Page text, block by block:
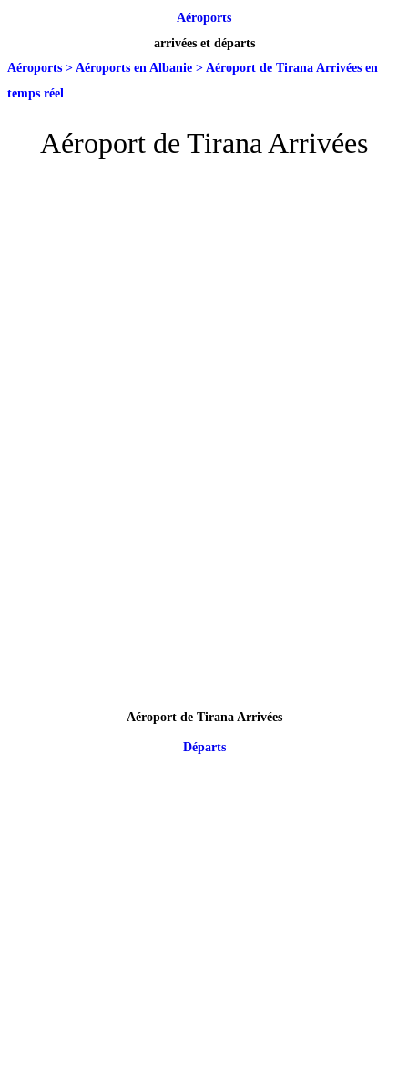
Aéroports
arrivées et départs
Aéroports > Aéroports en Albanie > Aéroport de Tirana Arrivées en
temps réel
Aéroport de Tirana Arrivées
Aéroport de Tirana Arrivées
Départs